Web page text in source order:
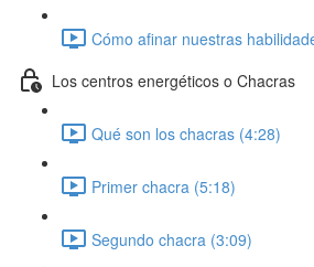
Cómo afinar nuestras
Los centros energéticos o Chacras
Qué son los chacras (4:28)
Primer chacra (5:18)
Segundo chacra (3:09)